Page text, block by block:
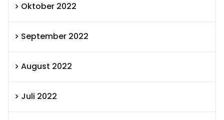
Oktober 2022
September 2022
August 2022
Juli 2022